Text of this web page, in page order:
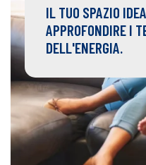
IL TUO SPAZIO
APPROFONDIRE I
DELL'ENERGIA.